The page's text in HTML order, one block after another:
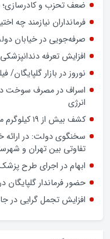
وام ازدواج به بیش از 80درصد متقاضیان پرداخت شده است
هر فردی که نیت خدمت
پرونده رسمی، بسیجی
ضعف تحزب و کادرسازی؛
فرمانداران نیازمند چه
صرفه‌جویی در خیابان
افزایش تعرفه
نوروز در بازار گلپایگان/
اسراف در مصرف سوخت در
انرژی
کشف بیش از ۱۹ کیلوگرم مواد مخدر در گلپایگان
سخنگوی دولت: در ارائه
تفاوتی بین تهران و